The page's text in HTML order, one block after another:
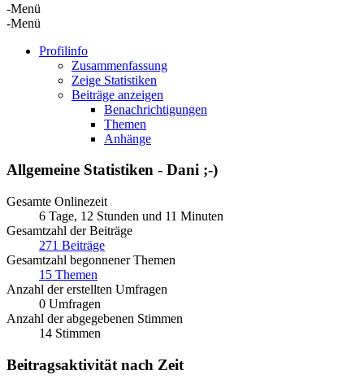
-Menü
-Menü
Profilinfo
Zusammenfassung
Zeige Statistiken
Beiträge anzeigen
Benachrichtigungen
Themen
Anhänge
Allgemeine Statistiken - Dani ;-)
Gesamte Onlinezeit
6 Tage, 12 Stunden und 11 Minuten
Gesamtzahl der Beiträge
271 Beiträge
Gesamtzahl begonnener Themen
15 Themen
Anzahl der erstellten Umfragen
0 Umfragen
Anzahl der abgegebenen Stimmen
14 Stimmen
Beitragsaktivität nach Zeit